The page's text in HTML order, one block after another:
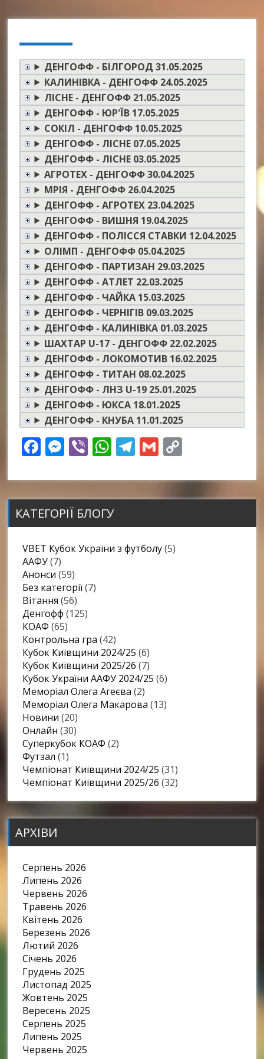
ДЕНГОФФ - БІЛГОРОД 31.05.2025
КАЛИНІВКА - ДЕНГОФФ 24.05.2025
ЛІСНЕ - ДЕНГОФФ 21.05.2025
ДЕНГОФФ - ЮР'ЇВ 17.05.2025
СОКІЛ - ДЕНГОФФ 10.05.2025
ДЕНГОФФ - ЛІСНЕ 07.05.2025
ДЕНГОФФ - ЛІСНЕ 03.05.2025
АГРОТЕХ - ДЕНГОФФ 30.04.2025
МРІЯ - ДЕНГОФФ 26.04.2025
ДЕНГОФФ - АГРОТЕХ 23.04.2025
ДЕНГОФФ - ВИШНЯ 19.04.2025
ДЕНГОФФ - ПОЛІССЯ СТАВКИ 12.04.2025
ОЛІМП - ДЕНГОФФ 05.04.2025
ДЕНГОФФ - ПАРТИЗАН 29.03.2025
ДЕНГОФФ - АТЛЕТ 22.03.2025
ДЕНГОФФ - ЧАЙКА 15.03.2025
ДЕНГОФФ - ЧЕРНІГІВ 09.03.2025
ДЕНГОФФ - КАЛИНІВКА 01.03.2025
ШАХТАР U-17 - ДЕНГОФФ 22.02.2025
ДЕНГОФФ - ЛОКОМОТИВ 16.02.2025
ДЕНГОФФ - ТИТАН 08.02.2025
ДЕНГОФФ - ЛНЗ U-19 25.01.2025
ДЕНГОФФ - ЮКСА 18.01.2025
ДЕНГОФФ - КНУБА 11.01.2025
Facebook
Messenger
ViberWhatsApp
Telegram
Gmail
КАТЕГОРІЇ БЛОГУ
VBET Кубок України з футболу(5)
ААФУ(7)
Анонси (59)
Без категорії(7)
Вітання (56)
Денгофф (125)
КОАФ (65)
Контрольна гра (42)
Кубок Київщини 2024/25 (6)
Кубок Київщини 2025/26 (7)
Кубок України ААФУ 2024/25 (6)
Меморіал Олега Агеєва (2)
Меморіал Олега Макарова (13)
Новини (20)
Онлайн (30)
Суперкубок КОАФ (2)
Футзал (1)
Чемпіонат Київщини 2024/25 (31)
Чемпіонат Київщини 2025/26 (32)
АРХІВИ
Серпень 2026
Липень 2026
Червень 2026
Травень 2026
Квітень 2026
Березень 2026
Лютий 2026
Січень 2026
Грудень 2025
Листопад 2025
Жовтень 2025
Вересень 2025
Серпень 2025
Липень 2025
Червень 2025